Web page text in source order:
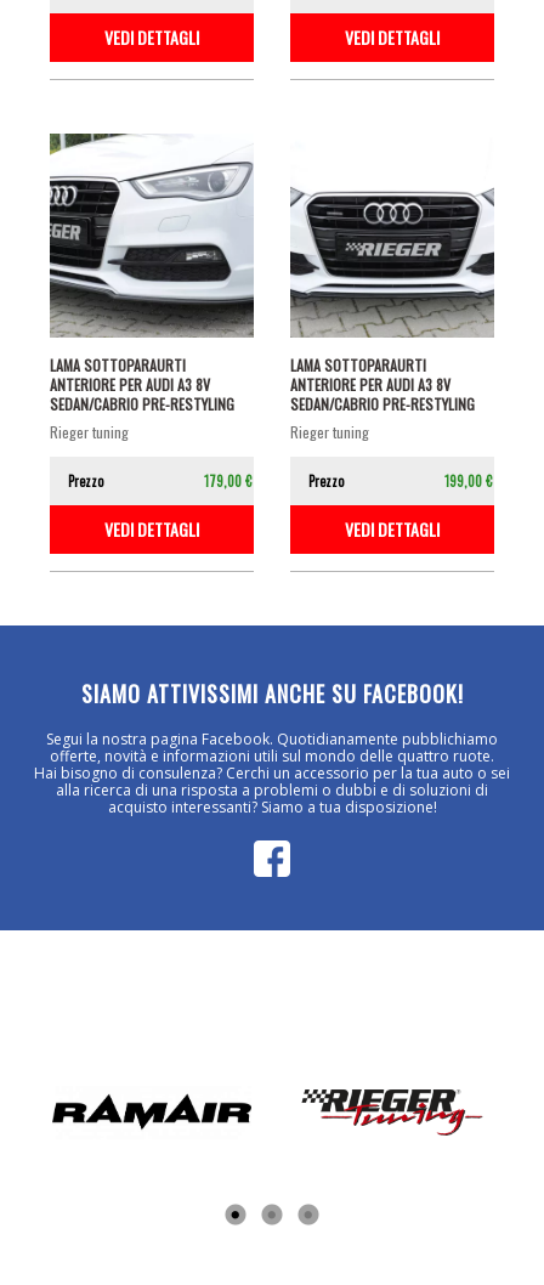
VEDI DETTAGLI VEDI DETTAGLI
LAMA SOTTOPARAURTI
ANTERIORE PER AUDI A3 8V
SEDAN/CABRIO PRE-RESTYLING
CON S-LINE NERO...
rieger tuning
Prezzo 179,00 €
VEDI DETTAGLI
LAMA SOTTOPARAURTI
ANTERIORE PER AUDI A3 8V
SEDAN/CABRIO PRE-RESTYLING
CON S-LINE NERO...
rieger tuning
Prezzo 199,00 €
VEDI DETTAGLI
SIAMO ATTIVISSIMI ANCHE SU FACEBOOK!
Segui la nostra pagina Facebook. Quotidianamente pubblichiamo
offerte, novità e informazioni utili sul mondo delle quattro ruote.
Hai bisogno di consulenza? Cerchi un accessorio per la tua auto o sei
alla ricerca di una risposta a problemi o dubbi e di soluzioni di
acquisto interessanti? Siamo a tua disposizione!